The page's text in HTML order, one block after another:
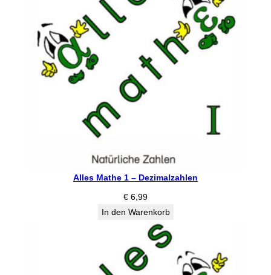
Alles Mathe 1 – Dezimalzahlen
€ 6,99
In den Warenkorb